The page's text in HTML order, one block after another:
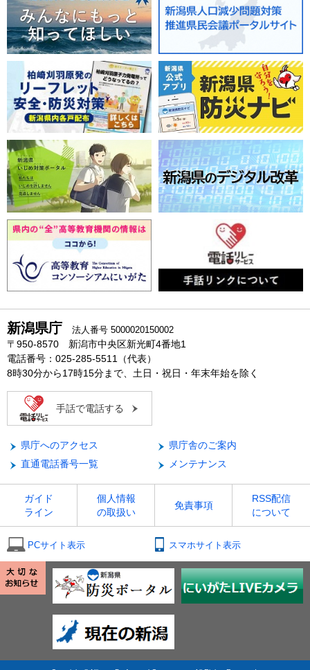
新潟県庁 法人番号 5000020150002
〒950-8570 新潟市中央区新光町4番地1
電話番号：025-285-5511（代表）
8時30分から17時15分まで、土日・祝日・年末年始を除く
手話で電話する
県庁へのアクセス
県庁舎のご案内
直通電話番号一覧
メンテナンス
ガイド
ライン
個人情報
の取扱い
免責事項
RSS配信
について
PCサイト表示 スマホサイト表示